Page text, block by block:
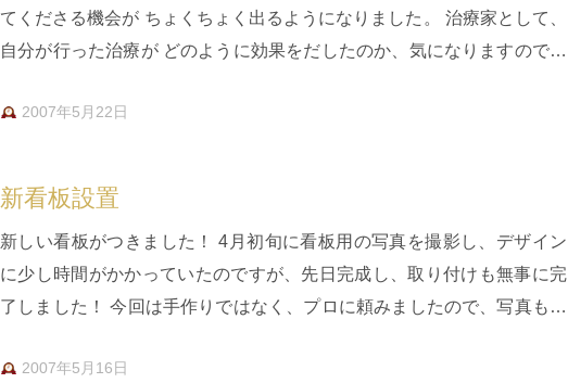
てくださる機会が ちょくちょく出るようになりました。 治療家として、
自分が行った治療が どのように効果をだしたのか、気になりますので、
2007年5月22日
新看板設置
新しい看板がつきました！ 4月初旬に看板用の写真を撮影し、デザイン
に少し時間がかかっていたのですが、先日完成し、取り付けも無事に完
了しました！ 今回は手作りではなく、プロに頼みましたので、写真も使
2007年5月16日